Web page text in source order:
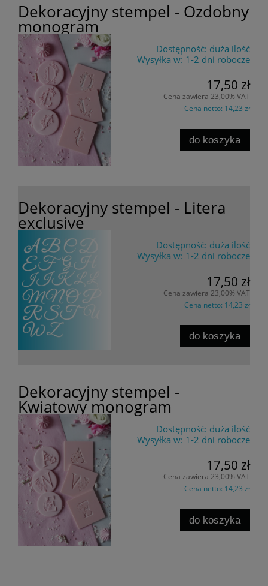
Dekoracyjny stempel - Ozdobny
monogram
Dostępność: duża ilość
Wysyłka w: 1-2 dni robocze
17,50 zł
Cena zawiera 23,00% VAT
Cena netto: 14,23 zł
do koszyka
Dekoracyjny stempel - Litera
exclusive
Dostępność: duża ilość
Wysyłka w: 1-2 dni robocze
17,50 zł
Cena zawiera 23,00% VAT
Cena netto: 14,23 zł
do koszyka
Dekoracyjny stempel -
Kwiatowy monogram
Dostępność: duża ilość
Wysyłka w: 1-2 dni robocze
17,50 zł
Cena zawiera 23,00% VAT
Cena netto: 14,23 zł
do koszyka